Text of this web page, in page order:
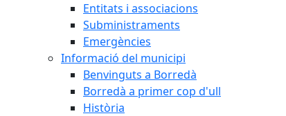
Entitats i associacions
Subministraments
Emergències
Informació del municipi
Benvinguts a Borredà
Borredà a primer cop d'ull
Història